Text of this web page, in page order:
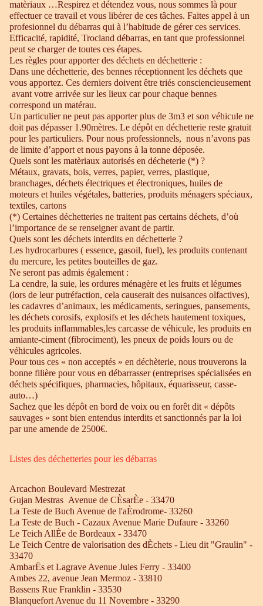
matèriaux …Respirez et détendez vous, nous sommes là pour
effectuer ce travail et vous libérer de ces tâches. Faites appel à un
profesionnel du débarras qui à l’habitude de gérer ces services.
Efficacité, rapidité, Trocland débarras, en tant que professionnel
peut se charger de toutes ces étapes.
Les règles pour apporter des déchets en déchetterie :
Dans une déchetterie, des bennes réceptionnent les déchets que
vous apportez. Ces derniers doivent être triés consciencieusement
avant votre arrivée sur les lieux car pour chaque bennes
correspond un matérau.
Un particulier ne peut pas apporter plus de 3m3 et son véhicule ne
doit pas dépasser 1.90mètres. Le dépôt en déchetterie reste gratuit
pour les particuliers. Pour nous professionnels, nous n’avons pas
de limite d’apport et nous payons à la tonne déposée.
Quels sont les matèriaux autorisés en décheterie (*) ?
Métaux, gravats, bois, verres, papier, verres, plastique,
branchages, déchets électriques et électroniques, huiles de
moteurs et huiles végétales, batteries, produits ménagers spéciaux,
textiles, cartons
(*) Certaines déchetteries ne traitent pas certains déchets, d’où
l’importance de se renseigner avant de partir.
Quels sont les déchets interdits en déchetterie ?
Les hydrocarbures ( essence, gasoil, fuel), les produits contenant
du mercure, les petites bouteilles de gaz.
Ne seront pas admis également :
La cendre, la suie, les ordures ménagère et les fruits et légumes
(lors de leur putréfaction, cela causerait des nuisances olfactives),
les cadavres d’animaux, les médicaments, seringues, pansements,
les déchets corosifs, explosifs et les déchets hautement toxiques,
les produits inflammables,les carcasse de véhicule, les produits en
amiante-ciment (fibrociment), les pneux de poids lours ou de
véhicules agricoles.
Pour tous ces « non acceptés » en déchèterie, nous trouverons la
bonne filière pour vous en débarrasser (entreprises spécialisées en
déchets spécifiques, pharmacies, hôpitaux, équarisseur, casse-
auto…)
Sachez que les dépôt en bord de voix ou en forêt dit « dépôts
sauvages » sont bien entendus interdits et sanctionnés par la loi
par une amende de 2500€.
Listes des déchetteries pour les débarras
Arcachon Boulevard Mestrezat
Gujan Mestras Avenue de CÈsarÈe - 33470
La Teste de Buch Avenue de l'aÈrodrome- 33260
La Teste de Buch - Cazaux Avenue Marie Dufaure - 33260
Le Teich AllÈe de Bordeaux - 33470
Le Teich Centre de valorisation des dÈchets - Lieu dit "Graulin" -
33470
AmbarËs et Lagrave Avenue Jules Ferry - 33400
Ambes 22, avenue Jean Mermoz - 33810
Bassens Rue Franklin - 33530
Blanquefort Avenue du 11 Novembre - 33290